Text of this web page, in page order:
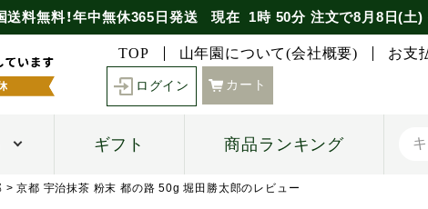
送料無料！年中無休365日発送 現在 1時 50分注文で8月8日(土)
TOP 山年園について(会社概要) お支
ログイン カート
ギフト 商品ランキング
京都 宇治抹茶 粉末 都の路 50g 堀田勝太郎のレビュー